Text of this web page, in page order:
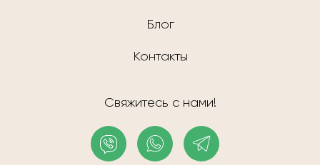
Блог
Контакты
Свяжитесь с нами!